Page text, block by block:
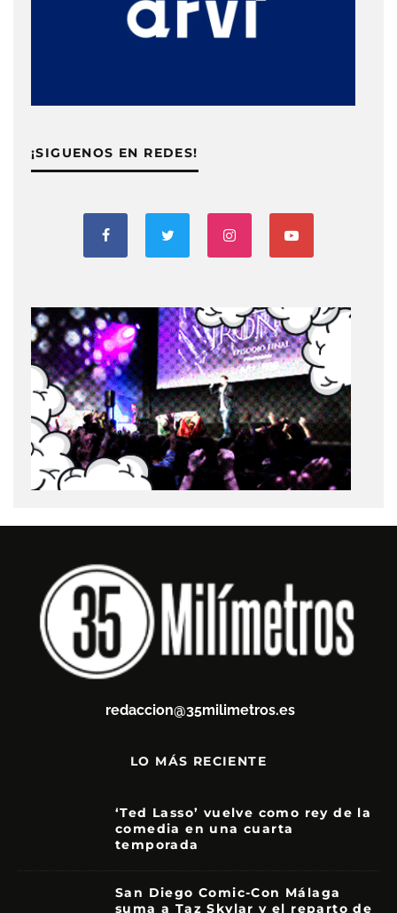
¡SIGUENOS EN REDES!
redaccion@35milimetros.es
LO MÁS RECIENTE
‘Ted Lasso’ vuelve como rey de la
comedia en una cuarta
temporada
San Diego Comic-Con Málaga
suma a Taz Skylar y el reparto de